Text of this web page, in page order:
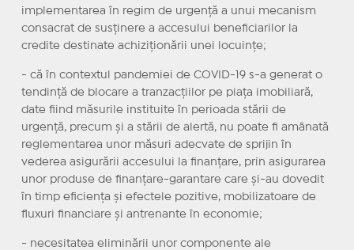
implementarea în regim de urgență a unui mecanism
consacrat de susținere a accesului beneficiarilor la
credite destinate achiziționării unei locuințe;
- că în contextul pandemiei de COVID-19 s-a generat o
tendință de blocare a tranzacțiilor pe piața imobiliară,
date fiind măsurile instituite în perioada stării de
urgență, precum și a stării de alertă, nu poate fi amânată
reglementarea unor măsuri adecvate de sprijin în
vederea asigurării accesului la finanțare, prin asigurarea
unor produse de finanțare-garantare care și-au dovedit
în timp eficiența și efectele pozitive, mobilizatoare de
fluxuri financiare și antrenante în economie;
- necesitatea eliminării unor componente ale